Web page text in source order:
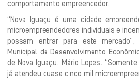
comportamento empreendedor.
“Nova Iguaçu é uma cidade
microempreendedores individuais e
possam entrar para este mercado”,
Municipal de Desenvolvimento
de Nova Iguaçu, Mário Lopes.
já atendeu quase cinco mil